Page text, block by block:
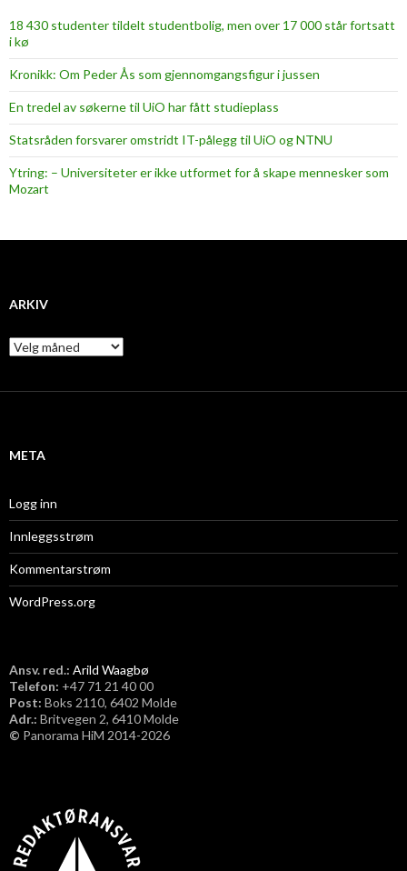
18 430 studenter tildelt studentbolig, men over 17 000 står fortsatt
i kø
Kronikk: Om Peder Ås som gjennomgangsfigur i jussen
En tredel av søkerne til UiO har fått studieplass
Statsråden forsvarer omstridt IT-pålegg til UiO og NTNU
Ytring: – Universiteter er ikke utformet for å skape mennesker som
Mozart
ARKIV
A
r
i
META
Logg inn
Innleggsstrøm
Kommentarstrøm
WordPress.org
Ansv. red.: Arild Waagbø
Telefon: ​+47 71 21 40 00
Post: Boks 2110, 6402 Molde
Adr.: Britvegen 2, 6410 Molde
© Panorama HiM 2014-2026